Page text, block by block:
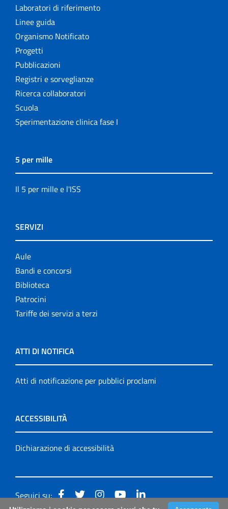
Laboratori di riferimento
Linee guida
Organismo Notificato
Progetti
Pubblicazioni
Registri e sorveglianze
Ricerca collaboratori
Scuola
Sperimentazione clinica fase I
5 per mille
Il 5 per mille e l'ISS
SERVIZI
Aule
Bandi e concorsi
Biblioteca
Patrocini
Tariffe dei servizi a terzi
ATTI DI NOTIFICA
Atti di notificazione per pubblici proclami
ACCESSIBILITÀ
Dichiarazione di accessibilità
Seguici su: